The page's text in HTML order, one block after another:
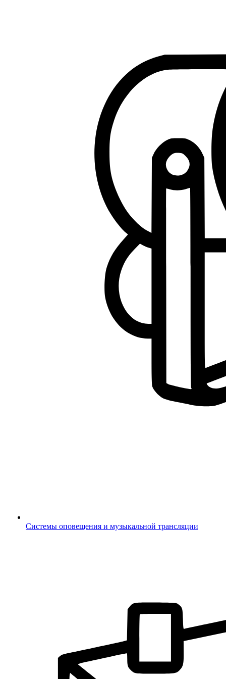
Системы оповещения и музыкальной трансляции